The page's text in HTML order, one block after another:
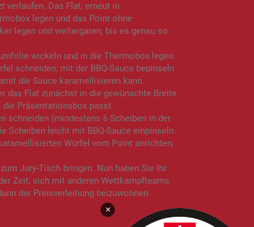
verlaufen. Das Flat, erneut in
legen und das Point ohne
legen und weitergaren, bis es genau so
wickeln und in die Thermobox legen.
schneiden, mit der BBQ-Sauce bepinseln
die Sauce karamellisieren kann.
das Flat zunächst in die gewünschte Breite
Präsentationsbox passt.
schneiden (mindestens 6 Scheiben in der
Scheiben leicht mit BBQ-Sauce einpinseln.
Würfel vom Point anrichten,
Jury-Tisch bringen. Nun haben Sie Ihr
Zeit, sich mit anderen Wettkampfteams
der Preisverleihung beizuwohnen.
×